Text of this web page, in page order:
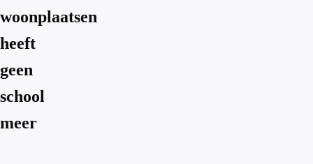
woonplaatsen
heeft
geen
school
meer